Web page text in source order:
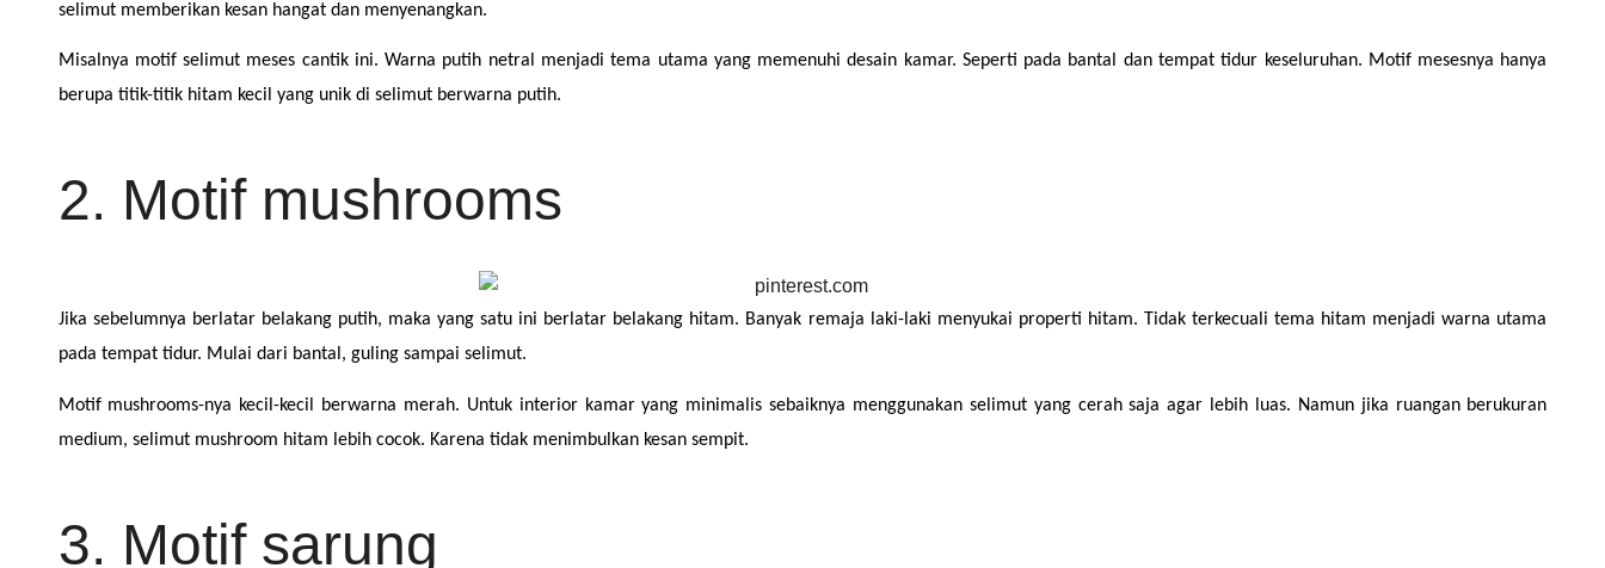
selimut memberikan kesan hangat dan menyenangkan.
Misalnya motif selimut meses cantik ini. Warna putih netral menjadi tema utama yang memenuhi desain kamar. Seperti pada bantal dan tempat tidur keseluruhan. Motif mesesnya hanya
berupa titik-titik hitam kecil yang unik di selimut berwarna putih.
2. Motif mushrooms
Jika sebelumnya berlatar belakang putih, maka yang satu ini berlatar belakang hitam. Banyak remaja laki-laki menyukai properti hitam. Tidak terkecuali tema hitam menjadi warna utama
pada tempat tidur. Mulai dari bantal, guling sampai selimut.
Motif mushrooms-nya kecil-kecil berwarna merah. Untuk interior kamar yang minimalis sebaiknya menggunakan selimut yang cerah saja agar lebih luas. Namun jika ruangan berukuran
medium, selimut mushroom hitam lebih cocok. Karena tidak menimbulkan kesan sempit.
3. Motif sarung